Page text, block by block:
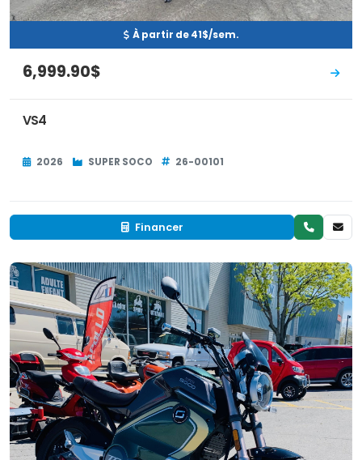
À partir de 41$/sem.
6,999.90$
VS4
2026 SUPER SOCO 26-00101
Financer
EN INVENTAIRE Neuf